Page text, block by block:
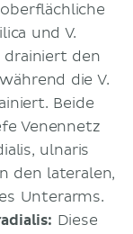
und V.
drainiert den
die V.
Beide
Venennetz
ulnaris
den lateralen,
Unterarms.
Diese